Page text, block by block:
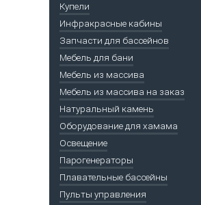
Купели
Инфракрасные кабины
Запчасти для бассейнов
Мебель для бани
Мебель из массива
Мебель из массива на заказ
Натуральный камень
Оборудование для хамама
Освещение
Парогенераторы
Плавательные бассейны
Пульты управления